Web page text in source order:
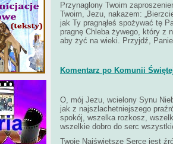
Przynaglony Twoim
Twoim, Jezu, nakazem:
jak Ty pragnąłeś spożywać tę
pragnę Chleba żywego, który z
aby żyć na wieki. Przyjdź,
Komentarz po Komunii
O, mój Jezu, wcielony Synu
jak z najszlachetniejszego
spokój, wszelka rozkosz,
wszelkie dobro do serc
Twoje Najświętsze Serce jest